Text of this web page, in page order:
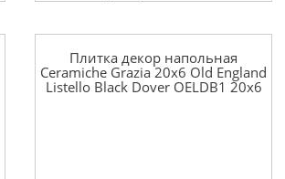
Плитка декор напольная
Ceramiche Grazia 20x6 Old England
Listello Black Dover OELDB1 20x6